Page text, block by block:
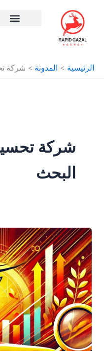
الرئيسية المدونة شركة
شركة
البحث